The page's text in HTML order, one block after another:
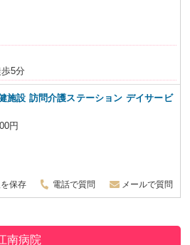
5分
施設 訪問介護ステーション デイサービ
円
保存 電話で質問 メールで質問
南病院